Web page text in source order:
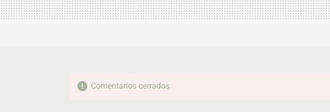
Comentarios cerrados